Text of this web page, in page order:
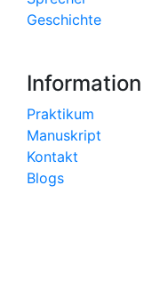
Geschichte
Information
Praktikum
Manuskript
Kontakt
Blogs